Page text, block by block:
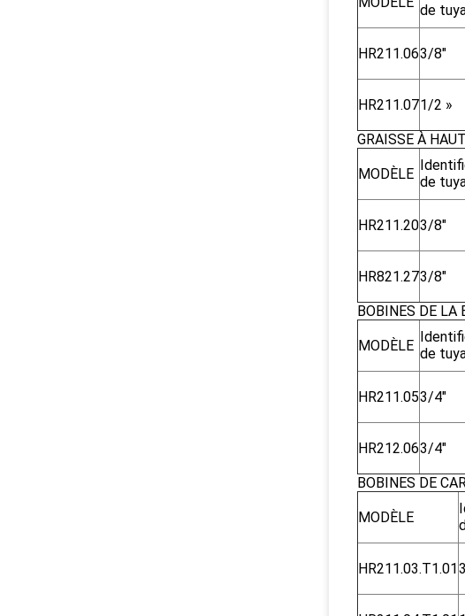
de
HR211.063/8"
HR211.071/2 »
GRAISSE À
MODÈLE de
HR211.203/8"
HR821.273/8"
BOBINES DE LA
MODÈLE de
HR211.053/4"
HR212.063/4"
BOBINES DE
MODÈLE
HR211.03.T1.01